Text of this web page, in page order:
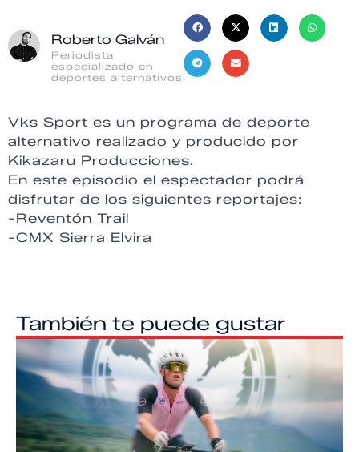
Roberto Galván
Periodista
especializado en
deportes alternativos
Vks Sport es un programa de deporte
alternativo realizado y producido por
Kikazaru Producciones.
En este episodio el espectador podrá
disfrutar de los siguientes reportajes:
-Reventón Trail
-CMX Sierra Elvira
También te puede gustar